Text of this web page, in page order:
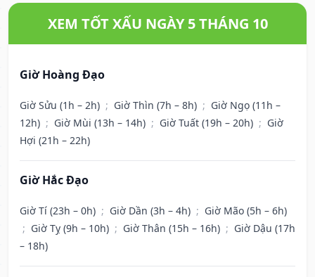
XEM TỐT XẤU NGÀY 5 THÁNG 10
Giờ Hoàng Đạo
Giờ Sửu (1h – 2h) ; Giờ Thìn (7h – 8h) ; Giờ Ngọ (11h –
12h) ; Giờ Mùi (13h – 14h) ; Giờ Tuất (19h – 20h) ; Giờ
Hợi (21h – 22h)
Giờ Hắc Đạo
Giờ Tí (23h – 0h) ; Giờ Dần (3h – 4h) ; Giờ Mão (5h – 6h)
; Giờ Tỵ (9h – 10h) ; Giờ Thân (15h – 16h) ; Giờ Dậu (17h
– 18h)